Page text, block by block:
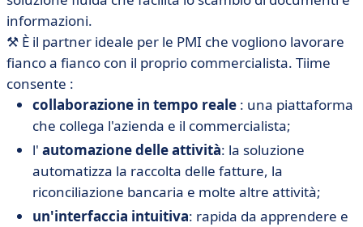
informazioni.
⚒️ È il partner ideale per le PMI che vogliono lavorare
fianco a fianco con il proprio commercialista. Tiime
consente :
collaborazione in tempo reale : una piattaforma
che collega l'azienda e il commercialista;
l' automazione delle attività: la soluzione
automatizza la raccolta delle fatture, la
riconciliazione bancaria e molte altre attività;
un'interfaccia intuitiva: rapida da apprendere e